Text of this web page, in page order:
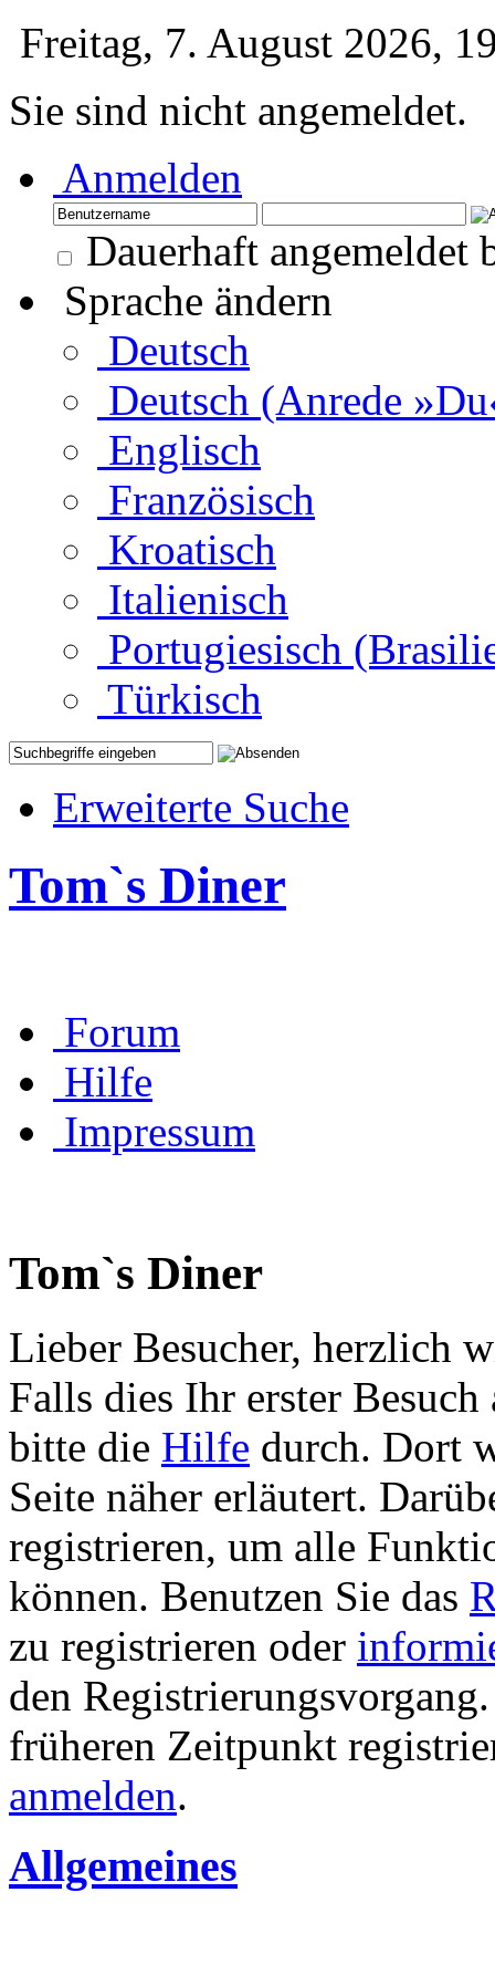
Freitag, 7. August 2026,
Sie sind nicht angemeldet.
Anmelden
Dauerhaft angemeldet
Sprache ändern
Deutsch
Deutsch (Anrede
Englisch
Französisch
Kroatisch
Italienisch
Portugiesisch
Türkisch
Erweiterte Suche
Tom`s Diner
Forum
Hilfe
Impressum
Tom`s Diner
Lieber Besucher, herzlich
Falls dies Ihr erster
bitte die Hilfe durch. Dort
Seite näher erläutert.
registrieren, um alle
können. Benutzen Sie das
zu registrieren oder
den
früheren Zeitpunkt
anmelden.
Allgemeines